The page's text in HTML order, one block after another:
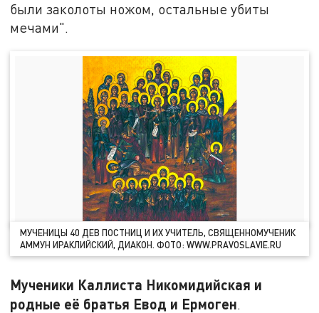
были заколоты ножом, остальные убиты
мечами".
МУЧЕНИЦЫ 40 ДЕВ ПОСТНИЦ И ИХ УЧИТЕЛЬ, СВЯЩЕННОМУЧЕНИК
АММУН ИРАКЛИЙСКИЙ, ДИАКОН. ФОТО: WWW.PRAVOSLAVIE.RU
Мученики Каллиста Никомидийская и
родные её братья Евод и Ермоген